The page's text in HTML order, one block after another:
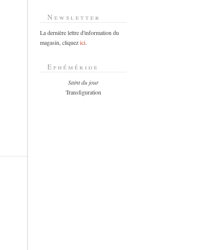
Newsletter
La dernière lettre d'information du
magasin, cliquezici.
Ephéméride
Saint du jour
Transfiguration